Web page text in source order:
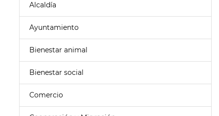
Alcaldía
Ayuntamiento
Bienestar animal
Bienestar social
Comercio